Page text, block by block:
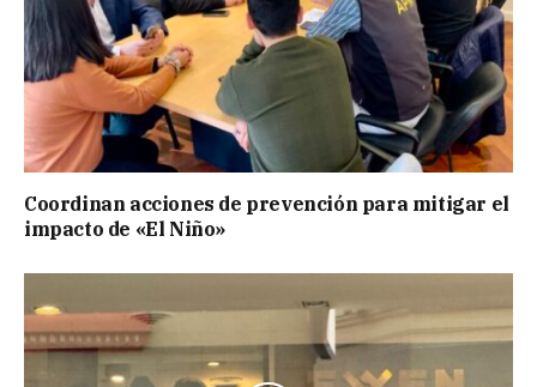
Coordinan acciones de prevención para mitigar el
impacto de «El Niño»